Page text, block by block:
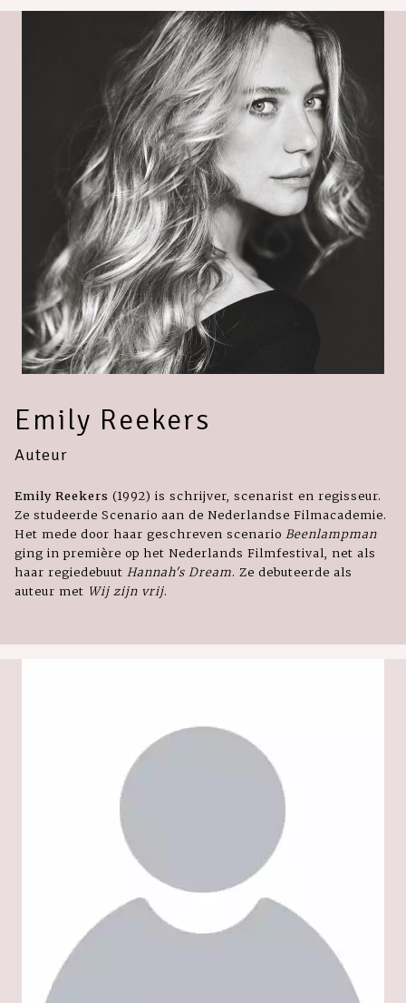
Emily Reekers
Auteur
Emily Reekers (1992) is schrijver, scenarist en regisseur.
Ze studeerde Scenario aan de Nederlandse Filmacademie.
Het mede door haar geschreven scenario Beenlampman
ging in première op het Nederlands Filmfestival, net als
haar regiedebuut Hannah's Dream. Ze debuteerde als
auteur met Wij zijn vrij.